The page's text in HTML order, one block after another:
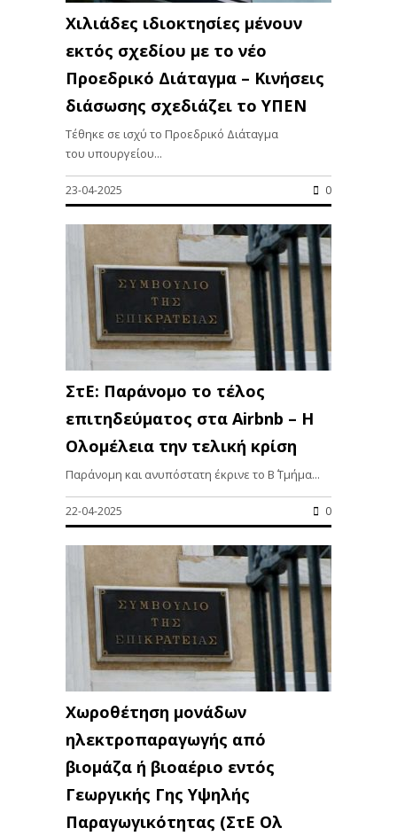
Xιλιάδες ιδιοκτησίες μένουν
εκτός σχεδίου με το νέο
Προεδρικό Διάταγμα – Κινήσεις
διάσωσης σχεδιάζει το ΥΠΕΝ
Τέθηκε σε ισχύ το Προεδρικό Διάταγμα
του υπουργείου...
23-04-2025 0
ΣτΕ: Παράνομο το τέλος
επιτηδεύματος στα Airbnb – Η
Ολομέλεια την τελική κρίση
Παράνομη και ανυπόστατη έκρινε το Β΄ Τμήμα...
22-04-2025 0
Χωροθέτηση μονάδων
ηλεκτροπαραγωγής από
βιομάζα ή βιοαέριο εντός
Γεωργικής Γης Υψηλής
Παραγωγικότητας (ΣτΕ Ολ